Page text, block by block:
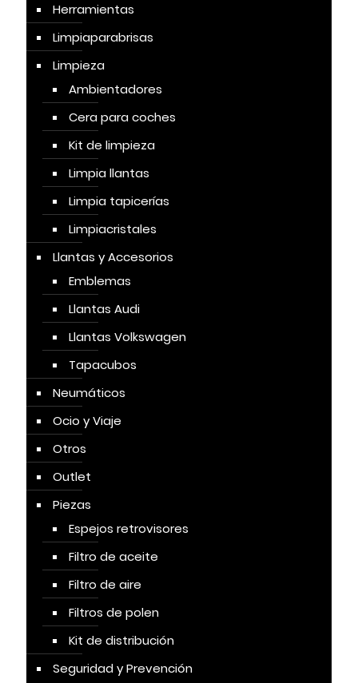
Herramientas
Limpiaparabrisas
Limpieza
Ambientadores
Cera para coches
Kit de limpieza
Limpia llantas
Limpia tapicerías
Limpiacristales
Llantas y Accesorios
Emblemas
Llantas Audi
Llantas Volkswagen
Tapacubos
Neumáticos
Ocio y Viaje
Otros
Outlet
Piezas
Espejos retrovisores
Filtro de aceite
Filtro de aire
Filtros de polen
Kit de distribución
Seguridad y Prevención